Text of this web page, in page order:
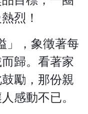
烈！
」，象徵著每
歸。看著家
勵，那份親
感動不已。